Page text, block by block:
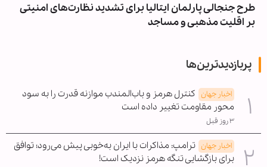
طرح جنجالی پارلمان ایتالیا برای تشدید نظارت‌های امنیتی
بر اقلیت‌ مذهبی و مساجد
پربازدیدترین‌ها
اخبار جهان کنترل هرمز و باب‌المندب موازنه قدرت را به سود
محور مقاومت تغییر داده است
۳ روز قبل
اخبار جهان ترامپ: مذاکرات با ایران به‌خوبی پیش می‌رود؛ توافق
برای بازگشایی تنگه هرمز نزدیک است!